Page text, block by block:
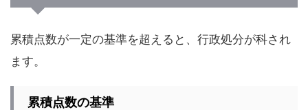
累積点数が一定の基準を超えると、行政処分が科され
ます。
累積点数の基準